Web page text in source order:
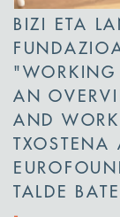
BIZI ETA
"WORKING
AN
AND
TXOSTENA
TALDE